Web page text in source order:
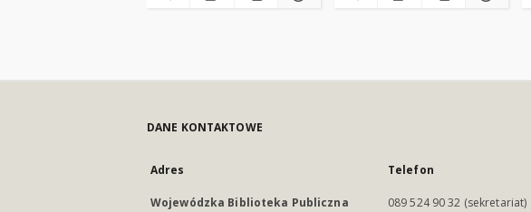
DANE KONTAKTOWE
Adres
Wojewódzka Biblioteka Publiczna
Telefon
089 524 90 32 (sekretariat)